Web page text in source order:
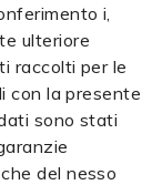
i,
ulteriore
raccolti per le
con la presente
sono stati
del nesso